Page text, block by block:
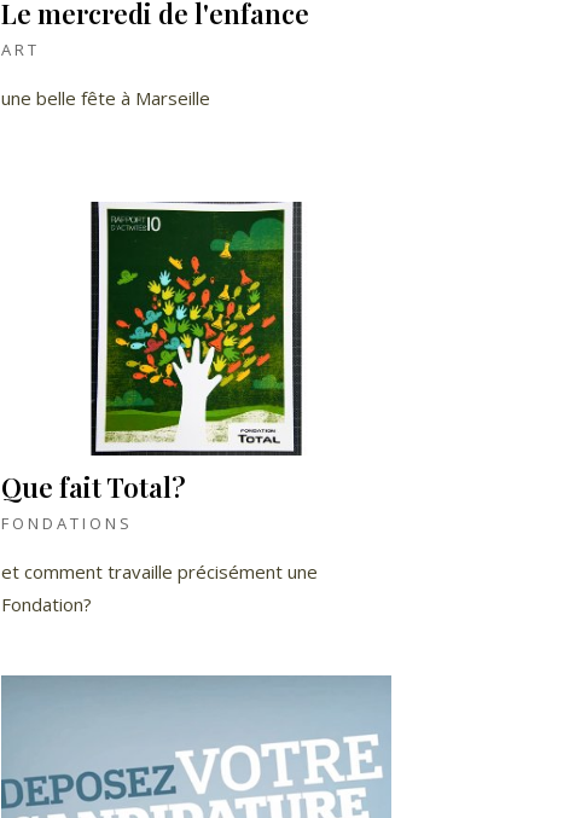
Le mercredi de l'enfance
ART
une belle fête à Marseille
Que fait Total?
FONDATIONS
et comment travaille précisément une
Fondation?